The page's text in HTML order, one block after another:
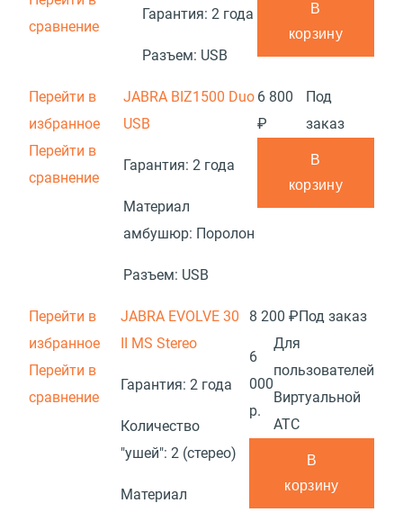
сравнение
Гарантия: 2 года
Разъем: USB
В
корзину
Перейти в
избранное
Перейти в
сравнение
JABRA BIZ1500 Duo
USB
Гарантия: 2 года
Материал
амбушюр: Поролон
Разъем: USB
6 800
₽
Под
заказ
В
корзину
Перейти в
избранное
Перейти в
сравнение
JABRA EVOLVE 30
II MS Stereo
Гарантия: 2 года
Количество
"ушей": 2 (стерео)
Материал
8 200 ₽Под заказ
6
000
р.
Для
пользователей
Виртуальной
АТС
В
корзину